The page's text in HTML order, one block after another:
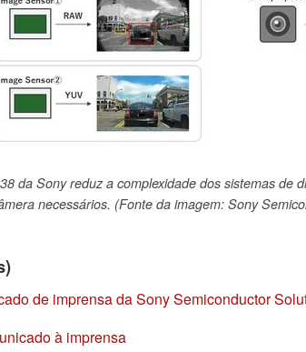
da Sony reduz a complexidade dos sistemas de
necessários. (Fonte da imagem: Sony
de imprensa da Sony Semiconductor
à imprensa